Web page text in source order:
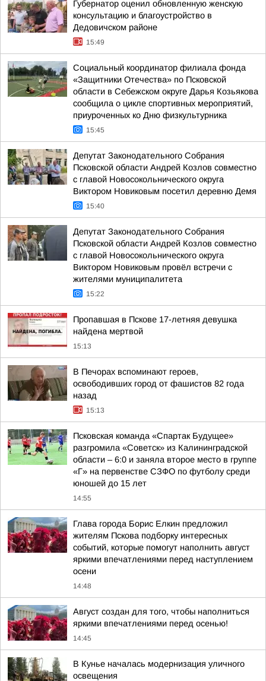
Губернатор оценил обновленную женскую
консультацию и благоустройство в
Дедовичском районе
15:49
Социальный координатор филиала фонда
«Защитники Отечества» по Псковской
области в Себежском округе Дарья Козьякова
сообщила о цикле спортивных мероприятий,
приуроченных ко Дню физкультурника
15:45
Депутат Законодательного Собрания
Псковской области Андрей Козлов совместно
с главой Новосокольнического округа
Виктором Новиковым посетил деревню Демя
15:40
Депутат Законодательного Собрания
Псковской области Андрей Козлов совместно
с главой Новосокольнического округа
Виктором Новиковым провёл встречи с
жителями муниципалитета
15:22
Пропавшая в Пскове 17-летняя девушка
найдена мертвой
15:13
В Печорах вспоминают героев,
освободивших город от фашистов 82 года
назад
15:13
Псковская команда «Спартак Будущее»
разгромила «Советск» из Калининградской
области – 6:0 и заняла второе место в группе
«Г» на первенстве СЗФО по футболу среди
юношей до 15 лет
14:55
Глава города Борис Елкин предложил
жителям Пскова подборку интересных
событий, которые помогут наполнить август
яркими впечатлениями перед наступлением
осени
14:48
Август создан для того, чтобы наполниться
яркими впечатлениями перед осенью!
14:45
В Кунье началась модернизация уличного
освещения